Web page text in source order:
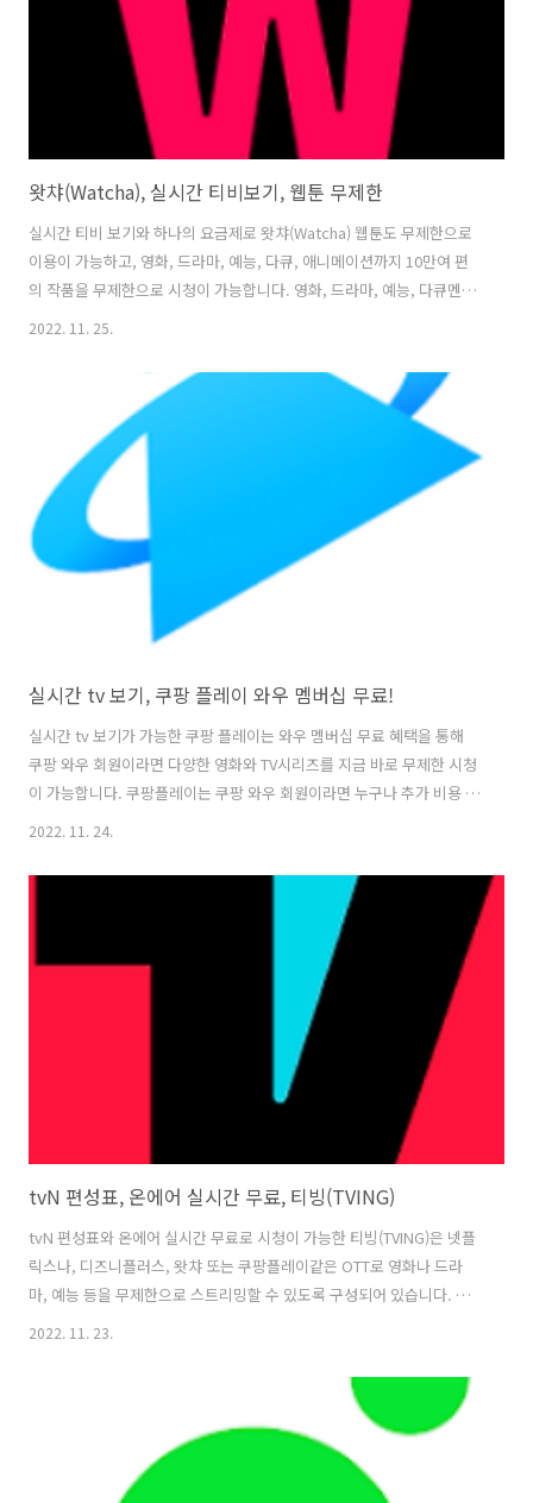
왓챠(Watcha), 실시간 티비보기, 웹툰 무제한
실시간 티비 보기와 하나의 요금제로 왓챠(Watcha) 웹툰도 무제한으로
이용이 가능하고, 영화, 드라마, 예능, 다큐, 애니메이션까지 10만여 편
의 작품을 무제한으로 시청이 가능합니다. 영화, 드라마, 예능, 다큐멘터
리를 무제한으로 매주 5백여 편의 신작이 업데이트되며, 추가 요금 없이
가능한 프리미엄 이용권도 있습니다. 친구와 함께 채팅하며 볼 수 있는
왓챠 파티를 비롯하여 다양한 화면에서도 즐길 수 있는 스마트폰, 태블
릿, PC, 삼성/LG 스마트 TV(16년형 출시부터), 안드로이드 TV, 애플TV,
PlayStation 5, 크롬 캐스트까지 내 취향에 맞춤하여 간편하게 쉽게 활
용이 가능합니다. 1. 왓챠(Watcha), 실시간..
2022. 11. 25.
실시간 tv 보기, 쿠팡 플레이 와우 멤버십 무료!
실시간 tv 보기가 가능한 쿠팡 플레이는 와우 멤버십 무료 혜택을 통해
쿠팡 와우 회원이라면 다양한 영화와 TV시리즈를 지금 바로 무제한 시청
이 가능합니다. 쿠팡플레이는 쿠팡 와우 회원이라면 누구나 추가 비용 없
플레이는 5개 프로필로 다양한 콘텐츠 감상을 할 수 있으며, 한 계정당 최
대 5개의 프로필을 만들 수 있으므로, 취향에 맞는 콘텐츠를 다양하게 시
청할 수 있고, 잠금 기능을 제공하는 키즈 모드로 아이들이 이용할 때도
안심할 수 있습니다. 1. 실시간 tv 보기, 쿠팡 플레이 와우 멤버십 무료 버
전 기기에 따라 다릅니다. 업데이트 날짜 2022. 10. 1..
2022. 11. 24.
tvN 편성표, 온에어 실시간 무료, 티빙(TVING)
tvN 편성표와 온에어 실시간 무료로 시청이 가능한 티빙(TVING)은 넷플
릭스나, 디즈니플러스, 왓챠 또는 쿠팡플레이같은 OTT로 영화나 드라
마, 예능 등을 무제한으로 스트리밍할 수 있도록 구성되어 있습니다. 특
히 티빙에서만 볼 수 있는 tvN 실시간 온에어 시청이 가능하고 편성표 정
그램, 영화, 해외 시리즈, 스포츠까지, 입맛대로 골라볼 수 있다는 부분도
장점이라고 볼 수 있죠. 또 티빙(TVING)은 다양한 화면에서 보기가 가능
하며, 스마트폰, 태블릿, PC, 스마트TV, 그리고 안드로이드TV와 크롬캐
스트 기능으로 티빙을 시청하실 수 있도록 갖추고 있습니다. 1. tvN 편성
표, 온에어, 실시간 무료, 티빙(TVING) 버전 ..
2022. 11. 23.